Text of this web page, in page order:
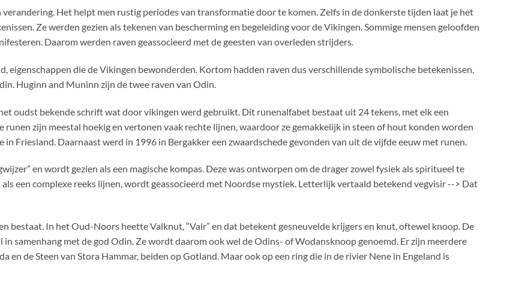
Het helpt men rustig periodes van transformatie door te komen. Zelfs in de donkerste tijden laat je het
Ze werden gezien als tekenen van bescherming en begeleiding voor de Vikingen. Sommige mensen geloofden
Daarom werden raven geassocieerd met de geesten van overleden strijders.
die de Vikingen bewonderden. Kortom hadden raven dus verschillende symbolische betekenissen,
Huginn and Muninn zijn de twee raven van Odin.
oudst bekende schrift wat door vikingen werd gebruikt. Dit runenalfabet bestaat uit 24 tekens, met elk een
zijn meestal hoekig en vertonen vaak rechte lijnen, waardoor ze gemakkelijk in steen of hout konden worden
Friesland. Daarnaast werd in 1996 in Bergakker een zwaardschede gevonden van uit de vijfde eeuw met runen.
en wordt gezien als een magische kompas. Deze was ontworpen om de drager zowel fysiek als spiritueel te
een complexe reeks lijnen, wordt geassocieerd met Noordse mystiek. Letterlijk vertaald betekend vegvisir --> Dat
bestaat. In het Oud-Noors heette Valknut, “Valr” en dat betekent gesneuvelde krijgers en knut, oftewel knoop. De
samenhang met de god Odin. Ze wordt daarom ook wel de Odins- of Wodansknoop genoemd. Er zijn meerdere
en de Steen van Stora Hammar, beiden op Gotland. Maar ook op een ring die in de rivier Nene in Engeland is